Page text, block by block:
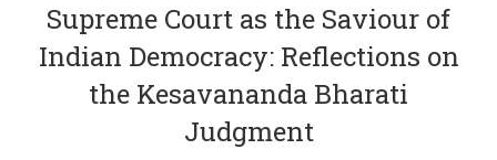
Supreme Court as the Saviour of
Indian Democracy: Reflections on
the Kesavananda Bharati
Judgment